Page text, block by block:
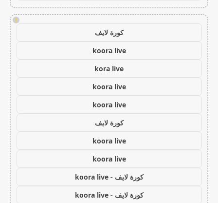
!
كورة لايف
koora live
kora live
koora live
koora live
كورة لايف
koora live
koora live
كورة لايف - koora live
كورة لايف - koora live